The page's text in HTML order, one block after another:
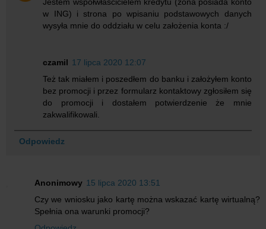
w ING) i strona po wpisaniu podstawowych danych
wysyła mnie do oddziału w celu założenia konta :/
czamil 17 lipca 2020 12:07
Też tak miałem i poszedłem do banku i założyłem konto
bez promocji i przez formularz kontaktowy zgłosiłem się
do promocji i dostałem potwierdzenie że mnie
zakwalifikowali.
Odpowiedz
Anonimowy 15 lipca 2020 13:51
Czy we wniosku jako kartę można wskazać kartę wirtualną?
Spełnia ona warunki promocji?